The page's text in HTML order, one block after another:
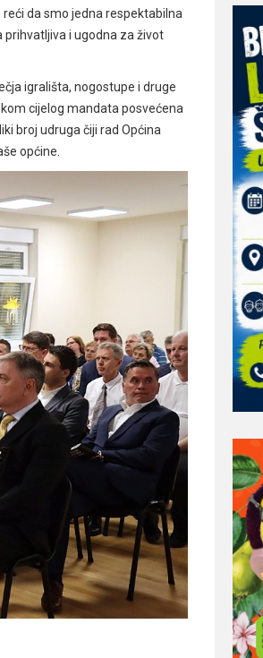
da smo jedna respektabilna
prihvatljiva i ugodna za život
igrališta, nogostupe i druge
cijelog mandata posvećena
broj udruga čiji rad Općina
općine.